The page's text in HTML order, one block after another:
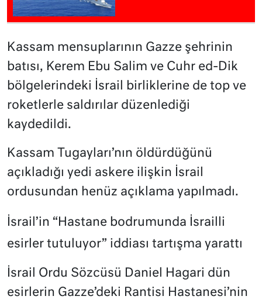
Kassam mensuplarının Gazze şehrinin
batısı, Kerem Ebu Salim ve Cuhr ed-Dik
bölgelerindeki İsrail birliklerine de top ve
roketlerle saldırılar düzenlediği
kaydedildi.
Kassam Tugayları’nın öldürdüğünü
açıkladığı yedi askere ilişkin İsrail
ordusundan henüz açıklama yapılmadı.
İsrail’in “Hastane bodrumunda İsrailli
esirler tutuluyor” iddiası tartışma yarattı
İsrail Ordu Sözcüsü Daniel Hagari dün
esirlerin Gazze’deki Rantisi Hastanesi’nin